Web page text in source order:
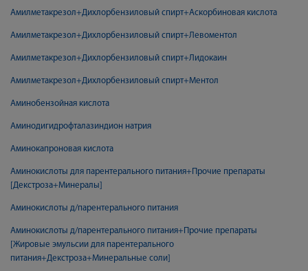
Амилметакрезол+Дихлорбензиловый спирт+Аскорбиновая кислота
Амилметакрезол+Дихлорбензиловый спирт+Левоментол
Амилметакрезол+Дихлорбензиловый спирт+Лидокаин
Амилметакрезол+Дихлорбензиловый спирт+Ментол
Аминобензойная кислота
Аминодигидрофталазиндион натрия
Аминокапроновая кислота
Аминокислоты для парентерального питания+Прочие препараты
[Декстроза+Минералы]
Аминокислоты д/парентерального питания
Аминокислоты д/парентерального питания+Прочие препараты
[Жировые эмульсии для парентерального
питания+Декстроза+Минеральные соли]